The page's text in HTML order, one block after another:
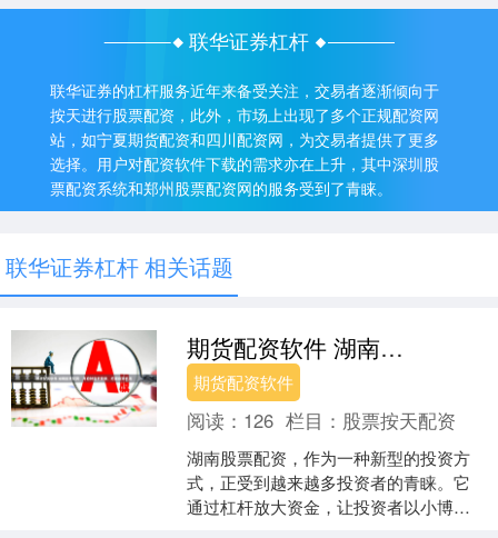
联华证券杠杆
联华证券的杠杆服务近年来备受关注，交易者逐渐倾向于
按天进行股票配资，此外，市场上出现了多个正规配资网
站，如宁夏期货配资和四川配资网，为交易者提供了更多
选择。用户对配资软件下载的需求亦在上升，其中深圳股
票配资系统和郑州股票配资网的服务受到了青睐。
联华证券杠杆 相关话题
期货配资软件 湖南股票配资：开启财富新篇章，把握投资机遇
期货配资软件
阅读： 126 栏目： 股票按天配资
湖南股票配资，作为一种新型的投资方
式，正受到越来越多投资者的青睐。它
通过杠杆放大资金，让投资者以小博